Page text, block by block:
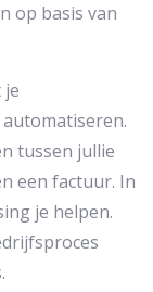
op basis van
je
tussen jullie
een factuur. In
je helpen.